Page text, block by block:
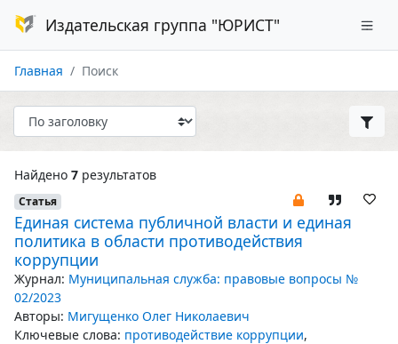
Издательская группа "ЮРИСТ"
Главная Поиск
Найдено 7 результатов
Статья
Единая система публичной власти и единая
политика в области противодействия
коррупции
Журнал: Муниципальная служба: правовые вопросы №
02/2023
Авторы: Мигущенко Олег Николаевич
Ключевые слова: противодействие коррупции,